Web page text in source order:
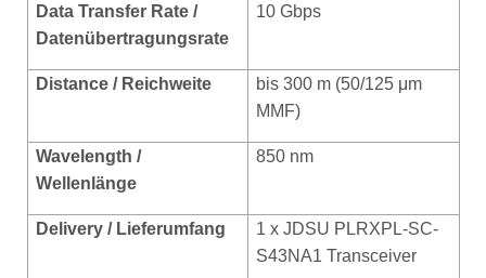
Data Transfer Rate /
Datenübertragungsrate
10 Gbps
Distance / Reichweite
bis 300 m (50/125 μm
MMF)
Wavelength /
Wellenlänge
850 nm
Delivery / Lieferumfang
1 x JDSU PLRXPL-SC-
S43NA1 Transceiver